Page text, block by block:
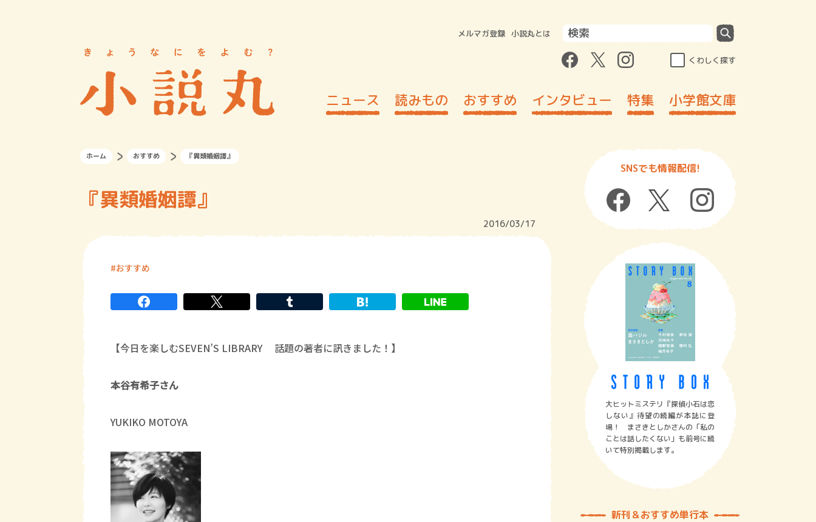
メルマガ登録 小説丸とは
くわしく探す
ニュース 読みもの おすすめ インタビュー 特集 小学館文庫
ホーム おすすめ 『異類婚姻譚』
『異類婚姻譚』
2016/03/17
おすすめ
【今日を楽しむSEVEN’S LIBRARY 話題の著者に訊きました！】
本谷有希子さん
YUKIKO MOTOYA
SNSでも情報配信!
大ヒットミステリ『探偵小石は恋
しない』待望の続編が本誌に登
場！ まさきとしかさんの「私の
ことは話したくない」も前号に続
いて特別掲載します。
新刊＆おすすめ単行本